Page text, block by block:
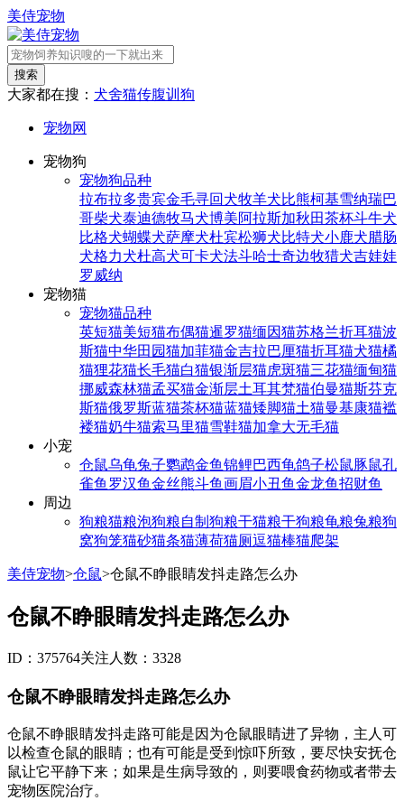
美侍宠物
搜索
大家都在搜： 犬舍猫传腹训狗
宠物网
宠物狗
宠物狗品种
拉布拉多贵宾金毛寻回犬牧羊犬比熊柯基雪纳瑞巴
哥柴犬泰迪德牧马犬博美阿拉斯加秋田茶杯斗牛犬
比格犬蝴蝶犬萨摩犬杜宾松狮犬比特犬小鹿犬腊肠
犬格力犬杜高犬可卡犬法斗哈士奇边牧猎犬吉娃娃
罗威纳
宠物猫
宠物猫品种
英短猫美短猫布偶猫暹罗猫缅因猫苏格兰折耳猫波
斯猫中华田园猫加菲猫金吉拉巴厘猫折耳猫犬猫橘
猫狸花猫长毛猫白猫银渐层猫虎斑猫三花猫缅甸猫
挪威森林猫孟买猫金渐层土耳其梵猫伯曼猫斯芬克
斯猫俄罗斯蓝猫茶杯猫蓝猫矮脚猫土猫曼基康猫褴
褛猫奶牛猫索马里猫雪鞋猫加拿大无毛猫
小宠
仓鼠乌龟兔子鹦鹉金鱼锦鲤巴西龟鸽子松鼠豚鼠孔
雀鱼 罗汉鱼金丝熊斗鱼画眉小丑鱼金龙鱼招财鱼
周边
狗粮猫粮泡狗粮自制狗粮干猫粮干狗粮龟粮兔粮狗
窝狗笼猫砂猫条猫薄荷猫厕逗猫棒猫爬架
美侍宠物>仓鼠>仓鼠不睁眼睛发抖走路怎么办
仓鼠不睁眼睛发抖走路怎么办
ID：375764关注人数：3328
仓鼠不睁眼睛发抖走路怎么办
仓鼠不睁眼睛发抖走路可能是因为仓鼠眼睛进了异物，主人可
以检查仓鼠的眼睛；也有可能是受到惊吓所致，要尽快安抚仓
鼠让它平静下来；如果是生病导致的，则要喂食药物或者带去
宠物医院治疗。